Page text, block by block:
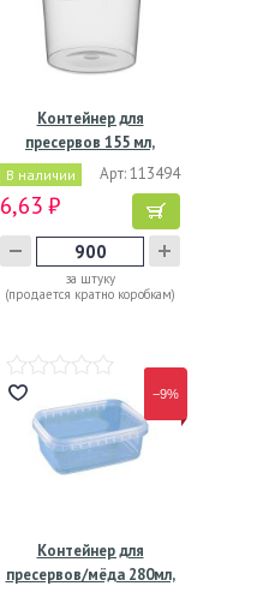
Контейнер для
пресервов 155 мл,
d69хh66 мм,…
В наличии Арт: 113494
6,63 ₽
за штуку
(продается кратно коробкам)
−9%
Контейнер для
пресервов/мёда 280мл,